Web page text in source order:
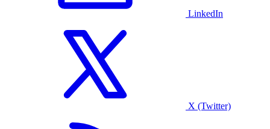
LinkedIn
X (Twitter)